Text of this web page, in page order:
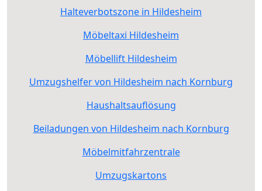
Halteverbotszone in Hildesheim
Möbeltaxi Hildesheim
Möbellift Hildesheim
Umzugshelfer von Hildesheim nach Kornburg
Haushaltsauflösung
Beiladungen von Hildesheim nach Kornburg
Möbelmitfahrzentrale
Umzugskartons